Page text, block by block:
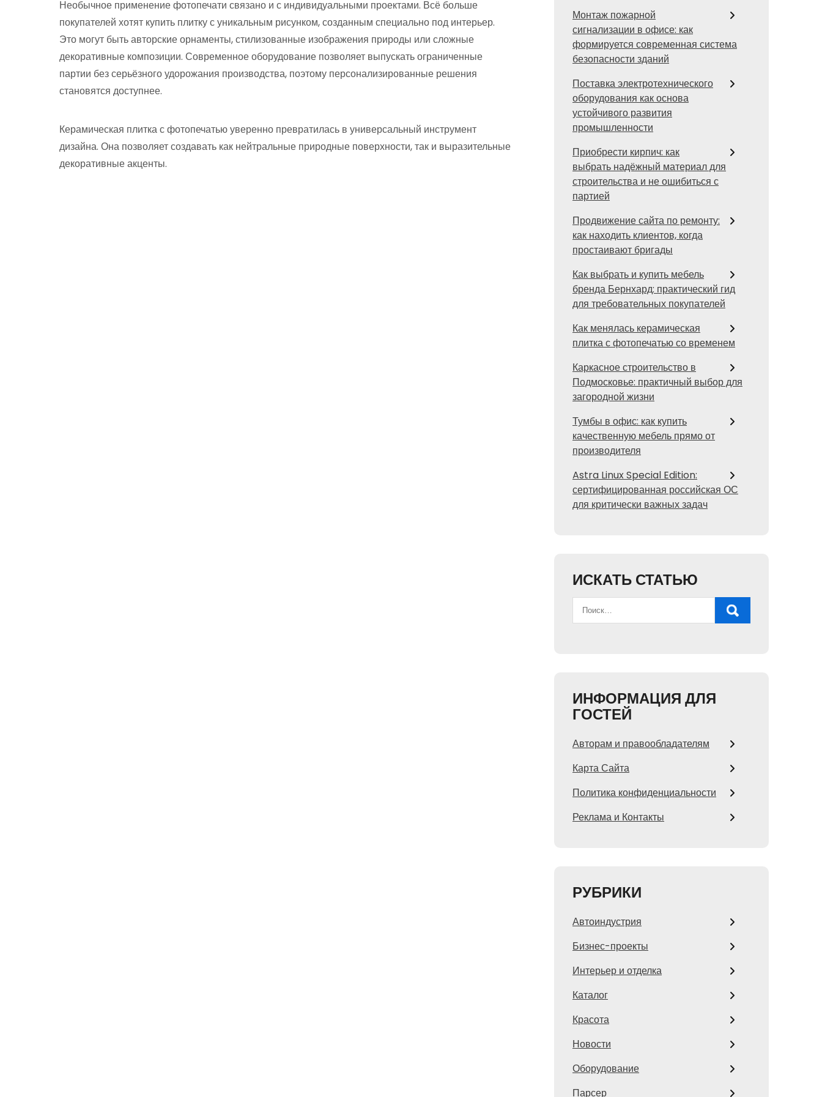
Необычное применение фотопечати связано и с индивидуальными проектами. Всё больше
покупателей хотят купить плитку с уникальным рисунком, созданным специально под интерьер.
Это могут быть авторские орнаменты, стилизованные изображения природы или сложные
декоративные композиции. Современное оборудование позволяет выпускать ограниченные
партии без серьёзного удорожания производства, поэтому персонализированные решения
становятся доступнее.
Керамическая плитка с фотопечатью уверенно превратилась в универсальный инструмент
дизайна. Она позволяет создавать как нейтральные природные поверхности, так и выразительные
декоративные акценты.
Монтаж пожарной
сигнализации в офисе: как
формируется современная система
безопасности зданий
Поставка электротехнического
оборудования как основа
устойчивого развития
промышленности
Приобрести кирпич: как
выбрать надёжный материал для
строительства и не ошибиться с
партией
Продвижение сайта по ремонту:
как находить клиентов, когда
простаивают бригады
Как выбрать и купить мебель
бренда Бернхард: практический гид
для требовательных покупателей
Как менялась керамическая
плитка с фотопечатью со временем
Каркасное строительство в
Подмосковье: практичный выбор для
загородной жизни
Тумбы в офис: как купить
качественную мебель прямо от
производителя
Astra Linux Special Edition:
сертифицированная российская ОС
для критически важных задач
ИСКАТЬ СТАТЬЮ
ИНФОРМАЦИЯ ДЛЯ
ГОСТЕЙ
Авторам и правообладателям
Карта Сайта
Политика конфиденциальности
Реклама и Контакты
РУБРИКИ
Автоиндустрия
Бизнес-проекты
Интерьер и отделка
Каталог
Красота
Новости
Оборудование
Парсер